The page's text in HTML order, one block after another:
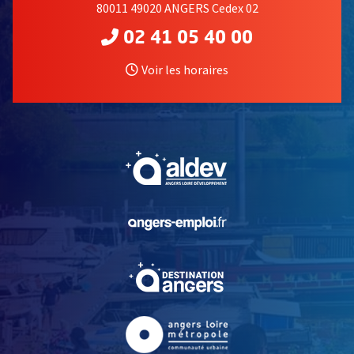
80011 49020 ANGERS Cedex 02
02 41 05 40 00
Voir les horaires
, Ouvre une nouvelle
, Ouvre une nouvelle